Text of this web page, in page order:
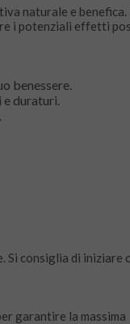
naturale e benefica.
i potenziali effetti
benessere.
e duraturi.
consiglia di iniziare
garantire la massima